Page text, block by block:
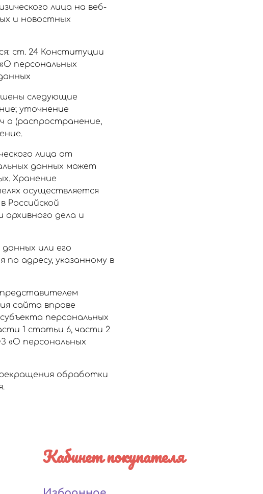
лица на веб-
и новостных
ст. 24 Конституции
персональных
следующие
уточнение
а (распространение,
лица от
данных может
Хранение
осуществляется
Российской
дела и
или его
адресу, указанному в
сайта вправе
персональных
1 статьи 6, части 2
«О персональных
обработки
Кабинет покупателя